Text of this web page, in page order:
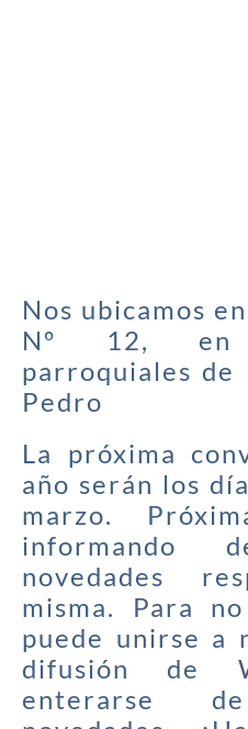
Nos ubicamos
Nº 12, en
parroquiales de
Pedro
La próxima
año serán los
marzo.
informando
novedades
misma. Para
puede unirse a
difusión de
enterarse